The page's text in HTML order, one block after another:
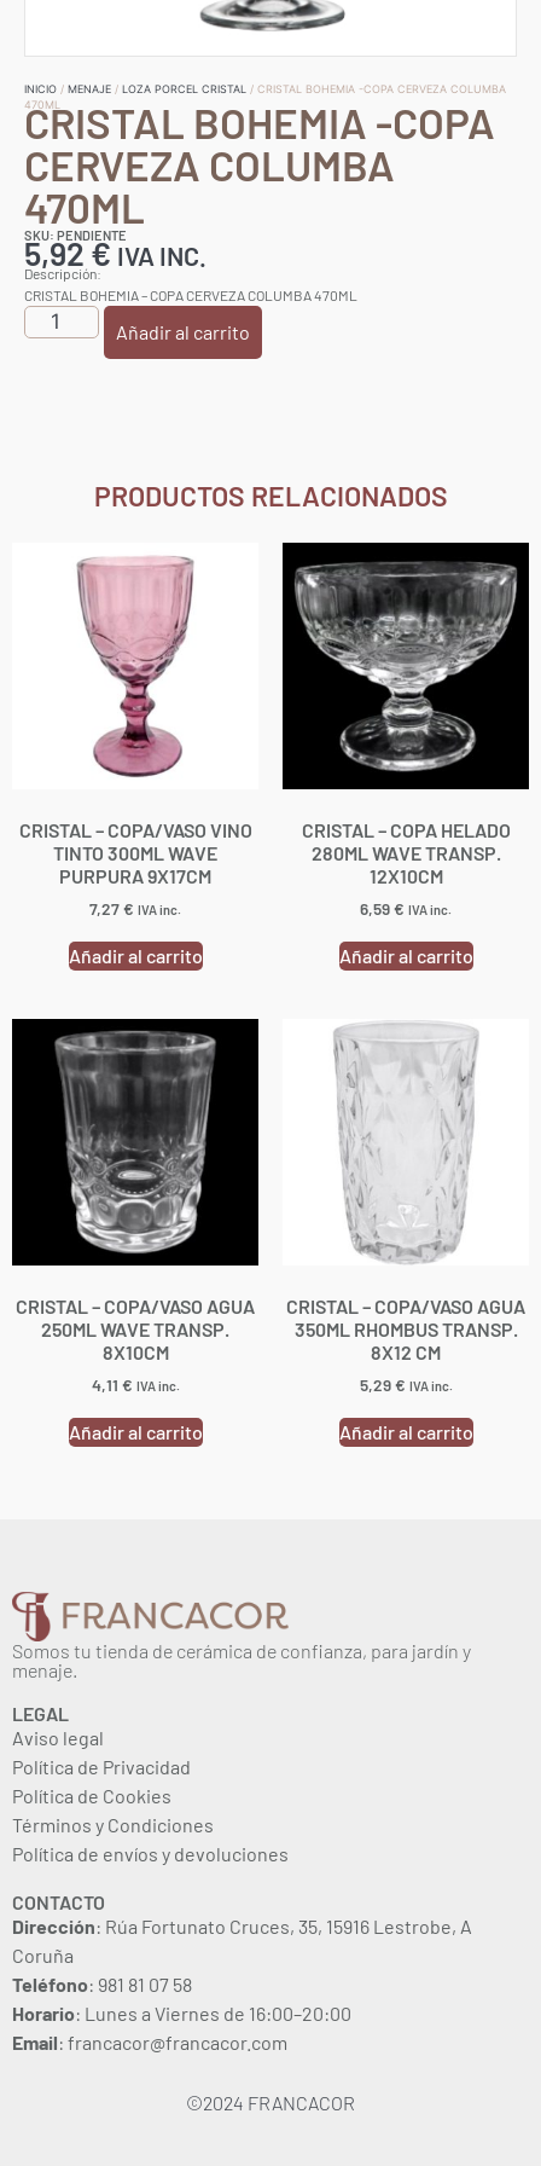
INICIO / MENAJE / LOZA PORCEL CRISTAL
/ CRISTAL BOHEMIA -COPA CERVEZA COLUMBA
470ML
CRISTAL BOHEMIA -COPA
CERVEZA COLUMBA
470ML
SKU: PENDIENTE
5,92€ IVA INC.
Descripción:
CRISTAL BOHEMIA – COPA CERVEZA COLUMBA 470ML
Añadir al carrito
PRODUCTOS RELACIONADOS
CRISTAL – COPA/VASO VINO
TINTO 300ML WAVE
PURPURA 9X17CM
7,27€ IVA inc.
Añadir al carrito
CRISTAL – COPA HELADO
280ML WAVE TRANSP.
12X10CM
6,59€ IVA inc.
Añadir al carrito
CRISTAL – COPA/VASO AGUA
250ML WAVE TRANSP.
8X10CM
4,11 € IVA inc.
Añadir al carrito
CRISTAL – COPA/VASO AGUA
350ML RHOMBUS TRANSP.
8X12 CM
5,29€ IVA inc.
Añadir al carrito
Somos tu tienda de cerámica de confianza, para jardín y
menaje.
LEGAL
Aviso legal
Política de Privacidad
Política de Cookies
Términos y Condiciones
Política de envíos y devoluciones
CONTACTO
Dirección: Rúa Fortunato Cruces, 35, 15916 Lestrobe, A
Coruña
Teléfono: 981 81 07 58
Horario: Lunes a Viernes de 16:00–20:00
Email: francacor@francacor.com
©2024 FRANCACOR